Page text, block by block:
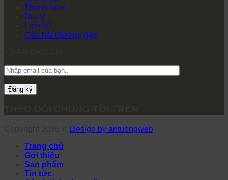
Thanh toán
Đại lý
Liên hệ
Câu hỏi thường gặp
Design by antuongweb
Trang chủ
Gới thiệu
Sản phẩm
Tin tức